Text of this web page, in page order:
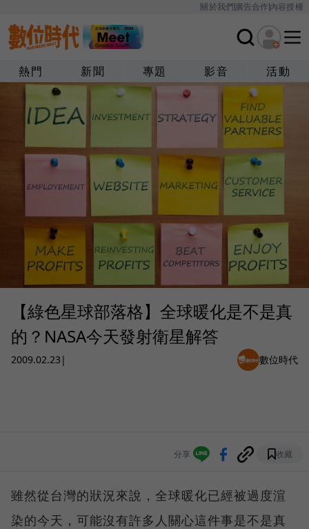
關於我們廣告合作內容授權
熱門 新聞 專題 影音 活動
【綠色星球部落格】全球暖化是不是真
的？NASA今天發射衛星解答
2009.02.23 | 數位時代
分享 收藏
雖然從台灣的狀況來說，全球暖化已經被過度渲
染的今天，可能沒有許多人關心這件事是不是真